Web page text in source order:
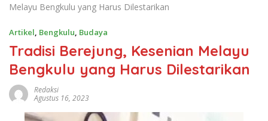
Melayu Bengkulu yang Harus Dilestarikan
Artikel, Bengkulu, Budaya
Tradisi Berejung, Kesenian Melayu
Bengkulu yang Harus Dilestarikan
Redaksi
Agustus 16, 2023